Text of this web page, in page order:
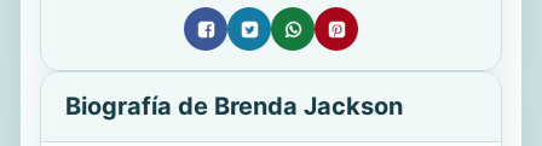
Biografía de Brenda Jackson